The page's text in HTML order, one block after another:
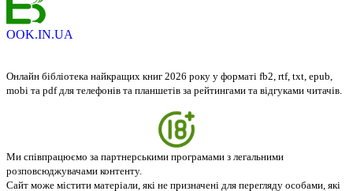
OOK.IN.UA
Онлайн бібліотека найкращих книг 2026 року у форматі fb2, rtf, txt, epub,
mobi та pdf для телефонів та планшетів за рейтингами та відгуками читачів.
Ми співпрацюємо за партнерськими програмами з легальними
розповсюджувачами контенту.
Сайт може містити матеріали, які не призначені для перегляду особами, які